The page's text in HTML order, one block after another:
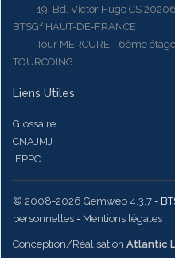
19, Bd. Victor Hugo CS 20206
BTSG² HAUT-DE-FRANCE
Tour MERCURE - 6ème
TOURCOING
Liens Utiles
Glossaire
CNAJMJ
IFPPC
© 2008-2026 Gemweb 4.3.7 -
personnelles - Mentions légales
Conception/Réalisation Atlantic